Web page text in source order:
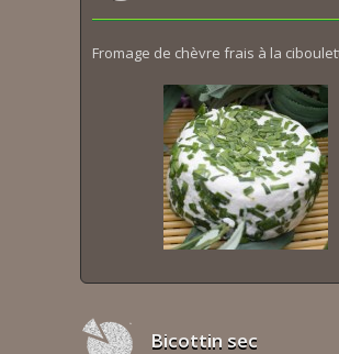
Fromage de chèvre frais à la
Bicottin sec